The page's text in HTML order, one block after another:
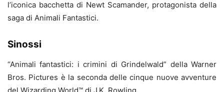
l’iconica bacchetta di Newt Scamander, protagonista della
saga di Animali Fantastici.
Sinossi
“Animali fantastici: i crimini di Grindelwald” della Warner
Bros. Pictures è la seconda delle cinque nuove avventure